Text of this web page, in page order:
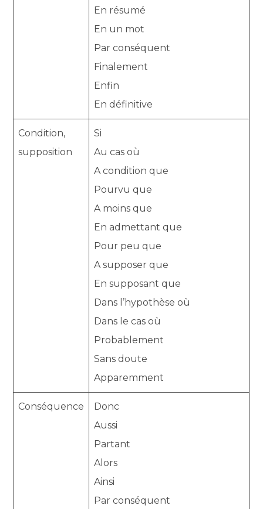
En résumé
En un mot
Par conséquent
Finalement
Enfin
En définitive
Condition,
supposition
Si
Au cas où
A condition que
Pourvu que
A moins que
En admettant que
Pour peu que
A supposer que
En supposant que
Dans l’hypothèse où
Dans le cas où
Probablement
Sans doute
Apparemment
Conséquence
Donc
Aussi
Partant
Alors
Ainsi
Par conséquent